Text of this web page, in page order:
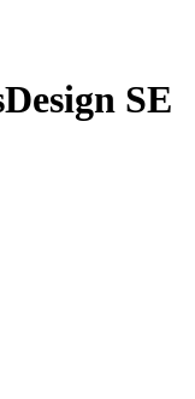
SE